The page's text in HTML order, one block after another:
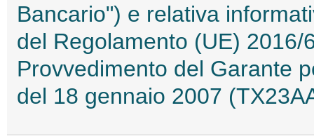
Bancario") e relativa
del Regolamento (UE) 2016/
Provvedimento del Garante
del 18 gennaio 2007